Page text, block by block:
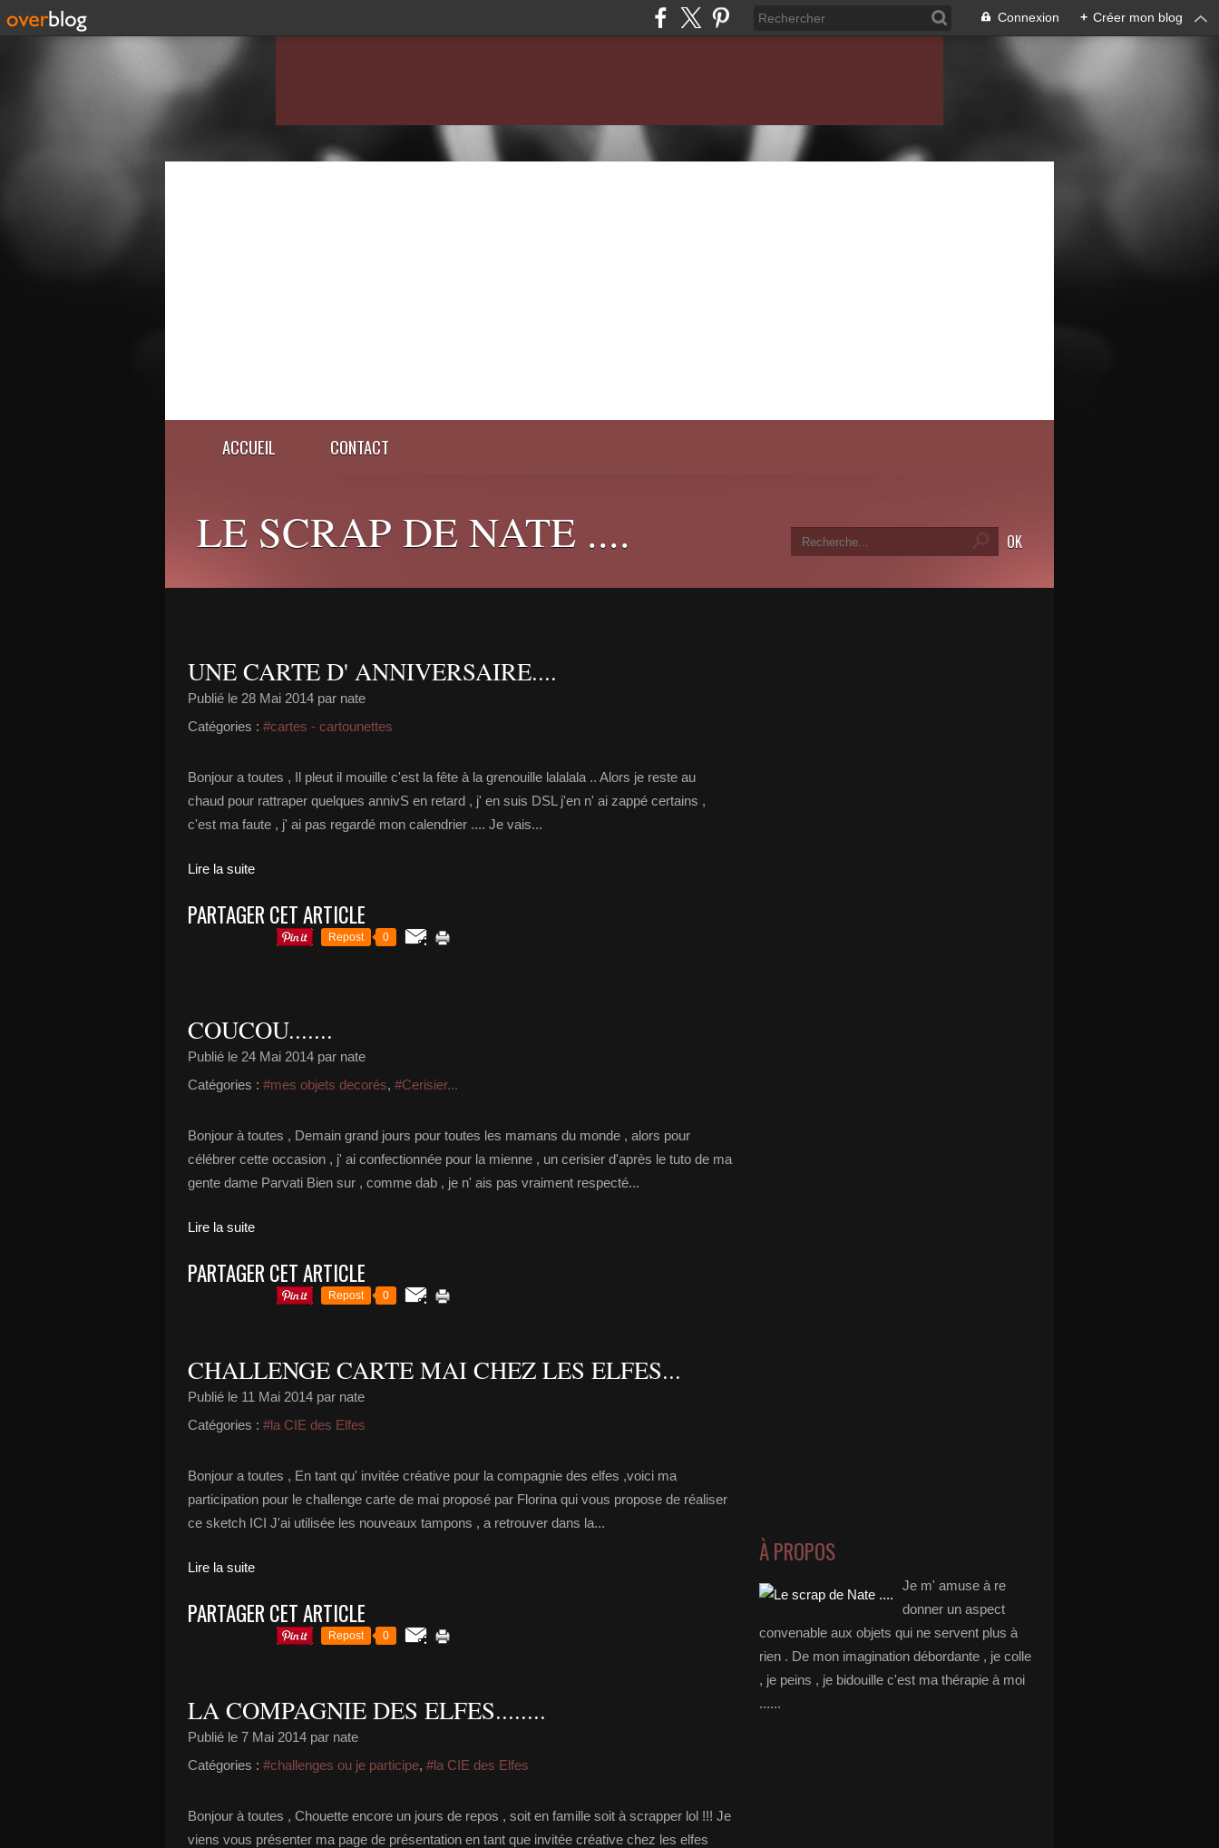
Connexion + Créer mon blog
ACCUEIL CONTACT
LE SCRAP DE NATE ....
UNE CARTE D' ANNIVERSAIRE....
Publié le 28 Mai 2014 par nate
Catégories : #cartes - cartounettes
Bonjour a toutes , Il pleut il mouille c'est la fête à la grenouille lalalala .. Alors je reste au
chaud pour rattraper quelques annivS en retard , j' en suis DSL j'en n' ai zappé certains ,
c'est ma faute , j' ai pas regardé mon calendrier .... Je vais...
Lire la suite
PARTAGER CET ARTICLE
Repost 0
COUCOU.......
Publié le 24 Mai 2014 par nate
Catégories : #mes objets decorés, #Cerisier...
Bonjour à toutes , Demain grand jours pour toutes les mamans du monde , alors pour
célébrer cette occasion , j' ai confectionnée pour la mienne , un cerisier d'après le tuto de ma
gente dame Parvati Bien sur , comme dab , je n' ais pas vraiment respecté...
Lire la suite
PARTAGER CET ARTICLE
Repost 0
CHALLENGE CARTE MAI CHEZ LES ELFES...
Publié le 11 Mai 2014 par nate
Catégories : #la CIE des Elfes
Bonjour a toutes , En tant qu' invitée créative pour la compagnie des elfes ,voici ma
participation pour le challenge carte de mai proposé par Florina qui vous propose de réaliser
ce sketch ICI J'ai utilisée les nouveaux tampons , a retrouver dans la...
Lire la suite
PARTAGER CET ARTICLE
Repost 0
LA COMPAGNIE DES ELFES........
Publié le 7 Mai 2014 par nate
Catégories : #challenges ou je participe, #la CIE des Elfes
Bonjour à toutes , Chouette encore un jours de repos , soit en famille soit à scrapper lol !!! Je
viens vous présenter ma page de présentation en tant que invitée créative chez les elfes
À PROPOS
Je m' amuse à re
donner un aspect
convenable aux objets qui ne servent plus à
rien . De mon imagination débordante , je colle
, je peins , je bidouille c'est ma thérapie à moi
......